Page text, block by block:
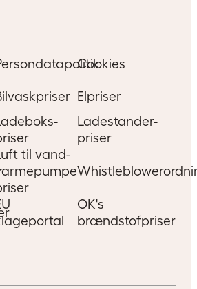
Cookies
Elpriser
Ladestander-
priser
til vand-
OK's
brændstofpriser